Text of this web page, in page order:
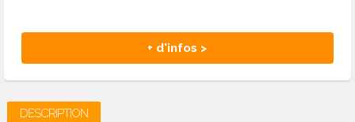
+ d'infos >
DESCRIPTION